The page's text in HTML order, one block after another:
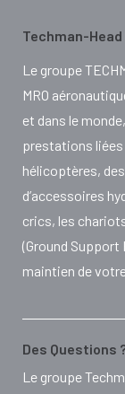
Techman-Head
Le groupe
MRO
et dans le
prestations liées
hélicoptères,
d’accessoires
crics, les
(Ground
maintien de
Des Questions
Le groupe